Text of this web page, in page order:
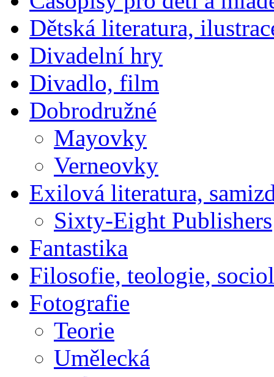
Dětská literatura,
Divadelní hry
Divadlo, film
Dobrodružné
Mayovky
Verneovky
Exilová literatura,
Sixty-Eight Publishers
Fantastika
Filosofie, teologie,
Fotografie
Teorie
Umělecká